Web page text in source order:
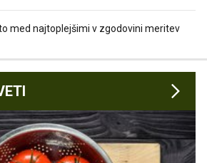
med najtoplejšimi v zgodovini meritev